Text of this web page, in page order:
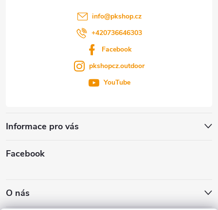
info@pkshop.cz
+420736646303
Facebook
pkshopcz.outdoor
YouTube
Informace pro vás
Facebook
O nás